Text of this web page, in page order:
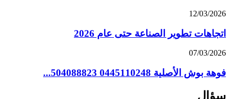
12/03/2026
اتجاهات تطوير الصناعة حتى عام 2026
07/03/2026
فوهة بوش الأصلية 0445110248 504088823...
سؤال